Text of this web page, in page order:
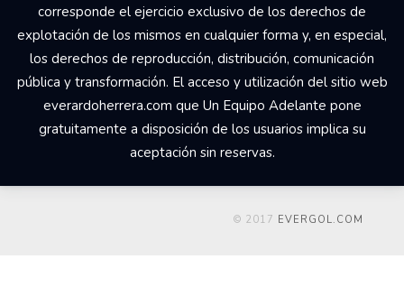
corresponde el ejercicio exclusivo de los derechos de
explotación de los mismos en cualquier forma y, en especial,
los derechos de reproducción, distribución, comunicación
pública y transformación. El acceso y utilización del sitio web
everardoherrera.com que Un Equipo Adelante pone
gratuitamente a disposición de los usuarios implica su
aceptación sin reservas.
© 2017 EVERGOL.COM